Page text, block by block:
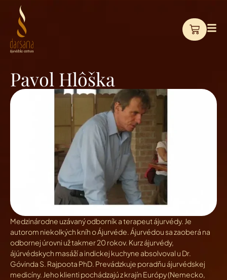
Pavol Hlôška
Medzinárodne uzávaný odborník a terapeut ájurvédy. Je
autorom niekolkých kníh o Ájurvéde. Ájurvédou sa zaoberá na
odbornej úrovni už takmer 20 rokov. Kurz ájurvédy,
ájúrvédskych masáží a indickej kuchyne absolvoval u Dr.
Góvinda S. Rajpoota PhD. Prevádzkuje poradňu ájurvédskej
medicíny. Jeho klienti pochádzajú z krajín Európy (Nemecko,